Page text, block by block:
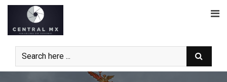
Skip
content